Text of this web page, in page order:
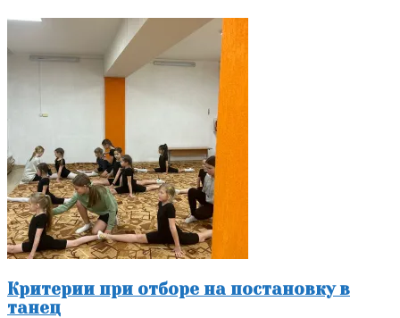
Критерии при отборе на постановку в
танец